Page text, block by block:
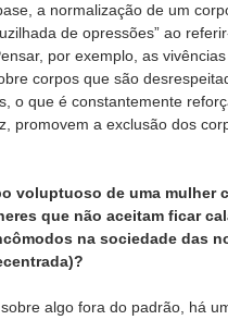
a normalização de um
de opressões” ao
por exemplo, as
corpos que são
o que é constantemente
promovem a exclusão dos
voluptuoso de uma mulher
que não aceitam ficar
na sociedade das
?
algo fora do padrão, há